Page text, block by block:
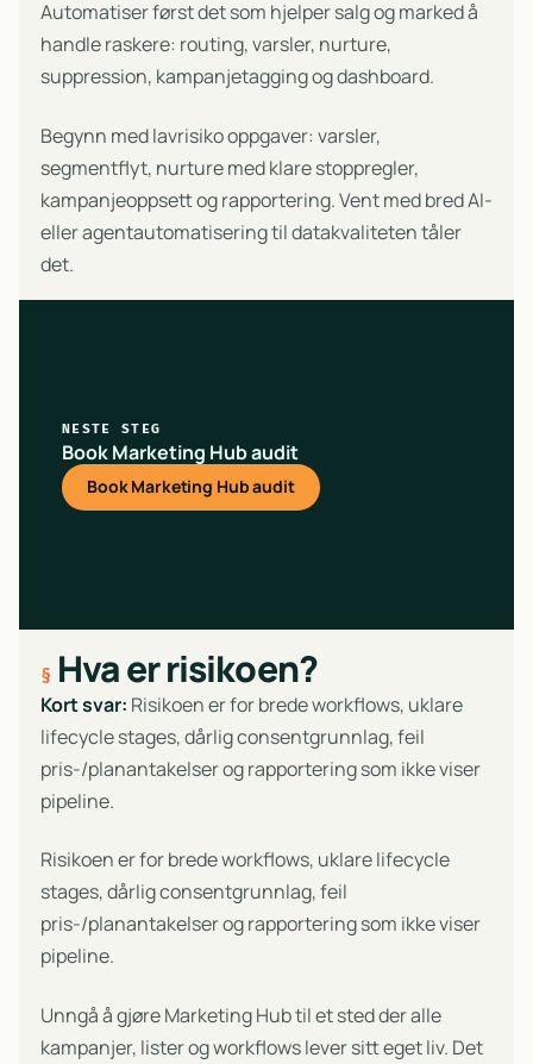
Automatiser først det som hjelper salg og marked å
handle raskere: routing, varsler, nurture,
suppression, kampanjetagging og dashboard.
Begynn med lavrisiko oppgaver: varsler,
segmentflyt, nurture med klare stoppregler,
kampanjeoppsett og rapportering. Vent med bred AI-
eller agentautomatisering til datakvaliteten tåler
det.
NESTE STEG
Book Marketing Hub audit
Book Marketing Hub audit
Hva er risikoen?
Kort svar: Risikoen er for brede workflows, uklare
lifecycle stages, dårlig consentgrunnlag, feil
pris-/planantakelser og rapportering som ikke viser
pipeline.
Risikoen er for brede workflows, uklare lifecycle
stages, dårlig consentgrunnlag, feil
pris-/planantakelser og rapportering som ikke viser
pipeline.
Unngå å gjøre Marketing Hub til et sted der alle
kampanjer, lister og workflows lever sitt eget liv. Det